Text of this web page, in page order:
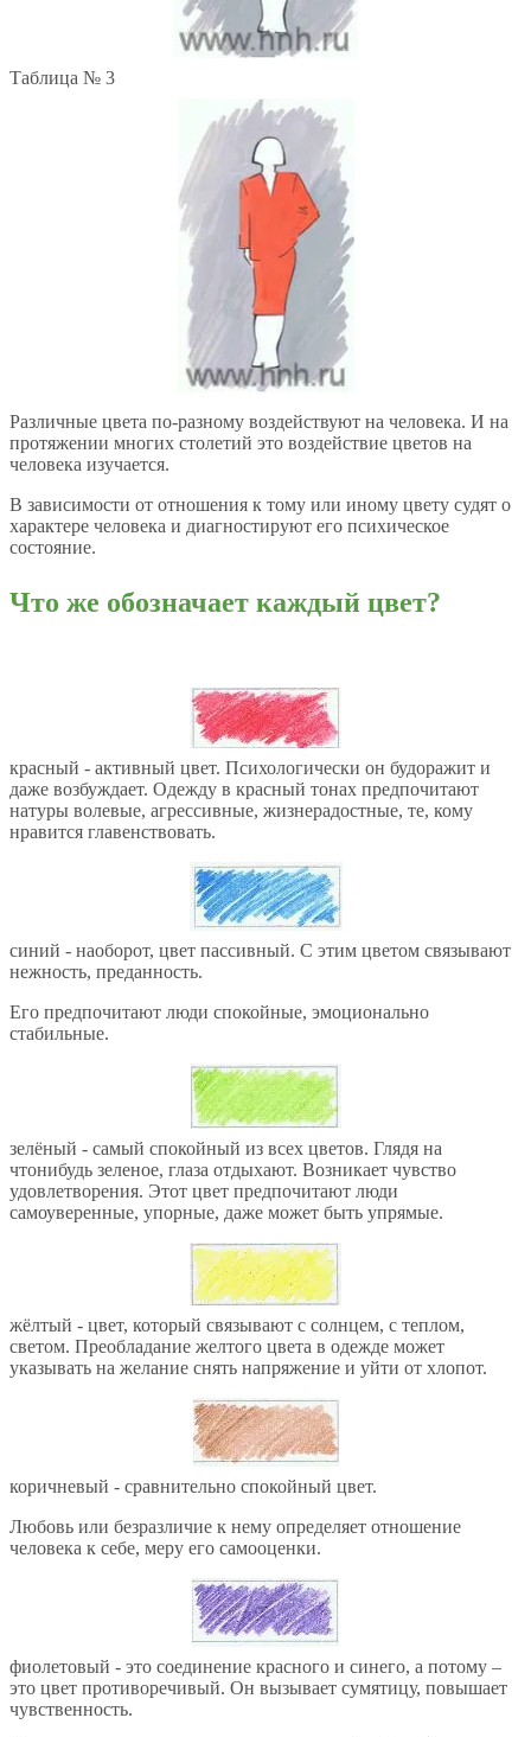
Таблица № 3
Различные цвета по-разному воздействуют на человека. И на
протяжении многих столетий это воздействие цветов на
человека изучается.
В зависимости от отношения к тому или иному цвету судят о
характере человека и диагностируют его психическое
состояние.
Что же обозначает каждый цвет?
красный - активный цвет. Психологически он будоражит и
даже возбуждает. Одежду в красный тонах предпочитают
натуры волевые, агрессивные, жизнерадостные, те, кому
нравится главенствовать.
синий - наоборот, цвет пассивный. С этим цветом связывают
нежность, преданность.
Его предпочитают люди спокойные, эмоционально
стабильные.
зелёный - самый спокойный из всех цветов. Глядя на
чтонибудь зеленое, глаза отдыхают. Возникает чувство
удовлетворения. Этот цвет предпочитают люди
самоуверенные, упорные, даже может быть упрямые.
жёлтый - цвет, который связывают с солнцем, с теплом,
светом. Преобладание желтого цвета в одежде может
указывать на желание снять напряжение и уйти от хлопот.
коричневый - сравнительно спокойный цвет.
Любовь или безразличие к нему определяет отношение
человека к себе, меру его самооценки.
фиолетовый - это соединение красного и синего, а потому –
это цвет противоречивый. Он вызывает сумятицу, повышает
чувственность.